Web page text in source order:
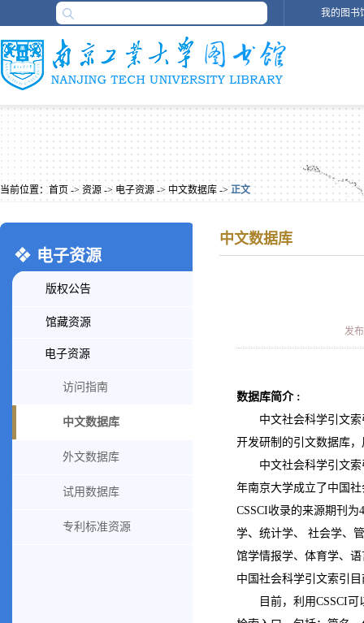
我的图书
当前位置： 首页 -> 资源 -> 电子资源 -> 中文数据库 -> 正文
中文数据库
发
数据库简介 :
中文社会科学引文索
开发研制的引文数据库
中文社会科学引文
年南京大学成立了中国
CSSCI收录的来源期刊
学、统计学、 社会学、
馆学情报学、体育学、
中国社会科学引文索引
目前，利用CSSCI
电子资源
版权公告
馆藏资源
电子资源
访问指南
中文数据库
外文数据库
试用数据库
专利标准资源